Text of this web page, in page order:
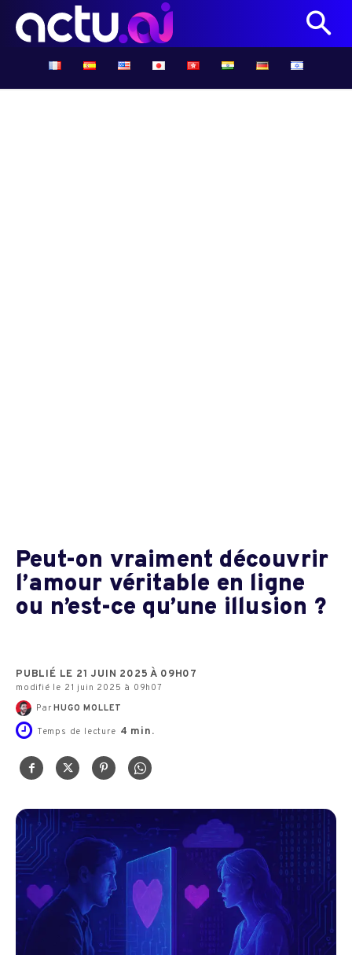
Peut-on vraiment découvrir
l’amour véritable en ligne
ou n’est-ce qu’une illusion ?
PUBLIÉ LE 21 JUIN 2025 À 09H07
modifié le 21 juin 2025 à 09h07
Par HUGO MOLLET
Temps de lecture 4 min.